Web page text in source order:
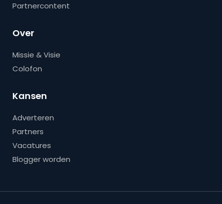
Partnercontent
Over
Missie & Visie
Colofon
Kansen
Adverteren
Partners
Vacatures
Blogger worden